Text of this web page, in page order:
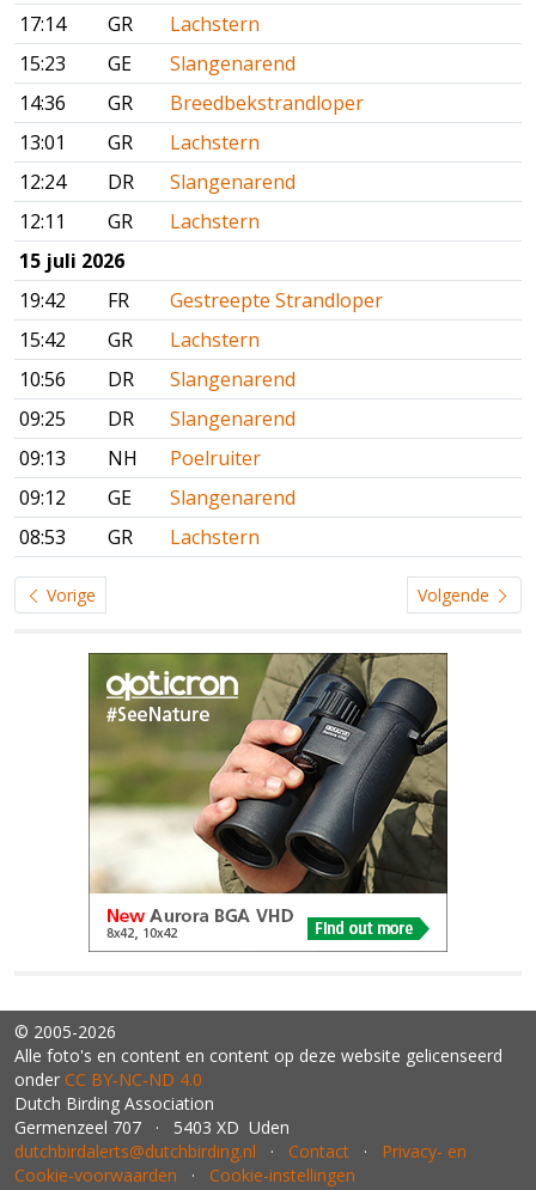
17:14
GR
Lachstern
15:23
GE
Slangenarend
14:36
GR
Breedbekstrandloper
13:01
GR
Lachstern
12:24
DR
Slangenarend
12:11
GR
Lachstern
15 juli 2026
19:42
FR
Gestreepte Strandloper
15:42
GR
Lachstern
10:56
DR
Slangenarend
09:25
DR
Slangenarend
09:13
NH
Poelruiter
09:12
GE
Slangenarend
08:53
GR Lachstern
Vorige Volgende
© 2005-2026
Alle foto's en content en content op deze website gelicenseerd
onder CC BY‑NC‑ND 4.0
Dutch Birding Association
Germenzeel 707 · 5403 XD Uden
dutchbirdalerts@dutchbirding.nl · Contact · Privacy- en
Cookie-voorwaarden · Cookie-instellingen